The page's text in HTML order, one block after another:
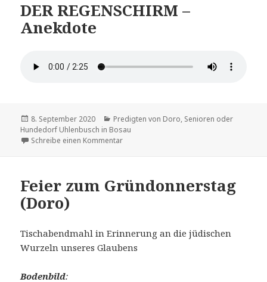
DER REGENSCHIRM –
Anekdote
Veröffentlicht
am
8. September 2020 Kategorien
Predigten von Doro, Senioren oder
Hundedorf Uhlenbusch in Bosau
Schreibe einen Kommentarzu DER REGENSCHIRM – Anekdote
Feier zum Gründonnerstag
(Doro)
Tischabendmahl in Erinnerung an die jüdischen
Wurzeln unseres Glaubens
Bodenbild: